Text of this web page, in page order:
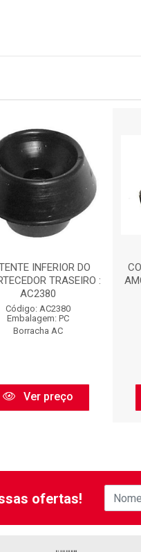
INFERIOR DO
TRASEIRO :
AC2380
Código: AC2380
Embalagem: PC
Borracha AC
Ver preço
ofertas!